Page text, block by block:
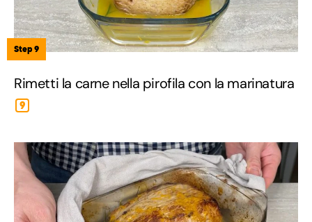
Step 9
Rimetti la carne nella pirofila con la marinatura
9